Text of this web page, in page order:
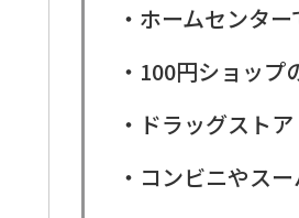
・ホームセンタ
・100円ショッ
・ドラッグスト
・コンビニやス